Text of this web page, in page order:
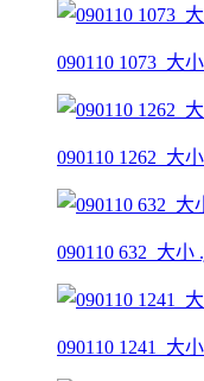
090110 1073_大
090110 1262_大
090110 632_大小
090110 1241_大